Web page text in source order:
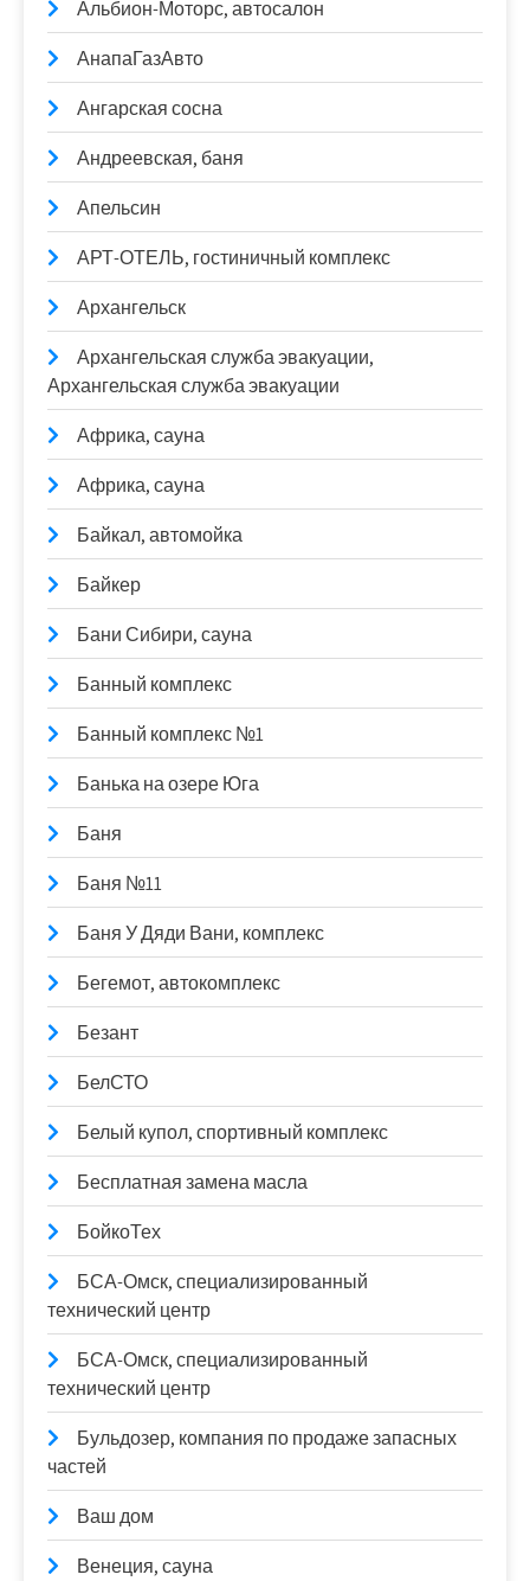
Альбион-Моторс, автосалон
АнапаГазАвто
Ангарская сосна
Андреевская, баня
Апельсин
АРТ-ОТЕЛЬ, гостиничный комплекс
Архангельск
Архангельская служба эвакуации,
Архангельская служба эвакуации
Африка, сауна
Африка, сауна
Байкал, автомойка
Байкер
Бани Сибири, сауна
Банный комплекс
Банный комплекс №1
Банька на озере Юга
Баня
Баня №11
Баня У Дяди Вани, комплекс
Бегемот, автокомплекс
Безант
БелСТО
Белый купол, спортивный комплекс
Бесплатная замена масла
БойкоТех
БСА-Омск, специализированный
технический центр
БСА-Омск, специализированный
технический центр
Бульдозер, компания по продаже запасных
частей
Ваш дом
Венеция, сауна